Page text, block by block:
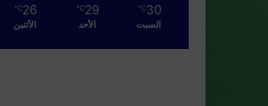
30
℃
السبت
29
℃
الأحد
26
℃
الأثنين